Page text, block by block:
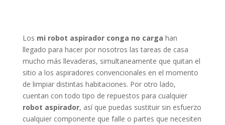
Los mi robot aspirador conga no carga han
llegado para hacer por nosotros las tareas de casa
mucho más llevaderas, simultaneamente que quitan el
sitio a los aspiradores convencionales en el momento
de limpiar distintas habitaciones. Por otro lado,
cuentan con todo tipo de repuestos para cualquier
robot aspirador, así que puedas sustituir sin esfuerzo
cualquier componente que falle o partes que necesiten